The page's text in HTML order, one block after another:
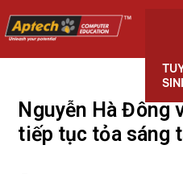
Nguyễn Hà Đông
tiếp tục tỏa sáng